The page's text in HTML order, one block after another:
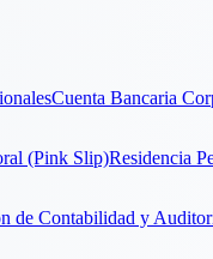
Cuenta Bancaria
(Pink Slip)Residencia
de Contabilidad y